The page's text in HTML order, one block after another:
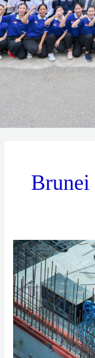
Brunei
BRUNEI
–
PEKERJA
KONSTRUKSI